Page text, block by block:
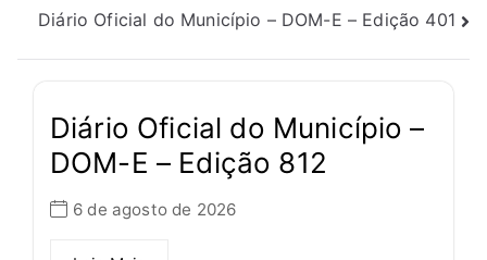
Diário Oficial do Município – DOM-E – Edição 401
Diário Oficial do Município –
DOM-E – Edição 812
6 de agosto de 2026